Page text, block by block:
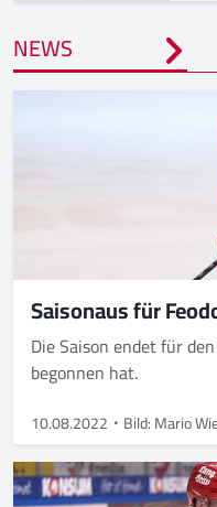
NEWS
Saisonaus für
Die Saison endet für
begonnen hat.
10.08.2022 Bild: Mario